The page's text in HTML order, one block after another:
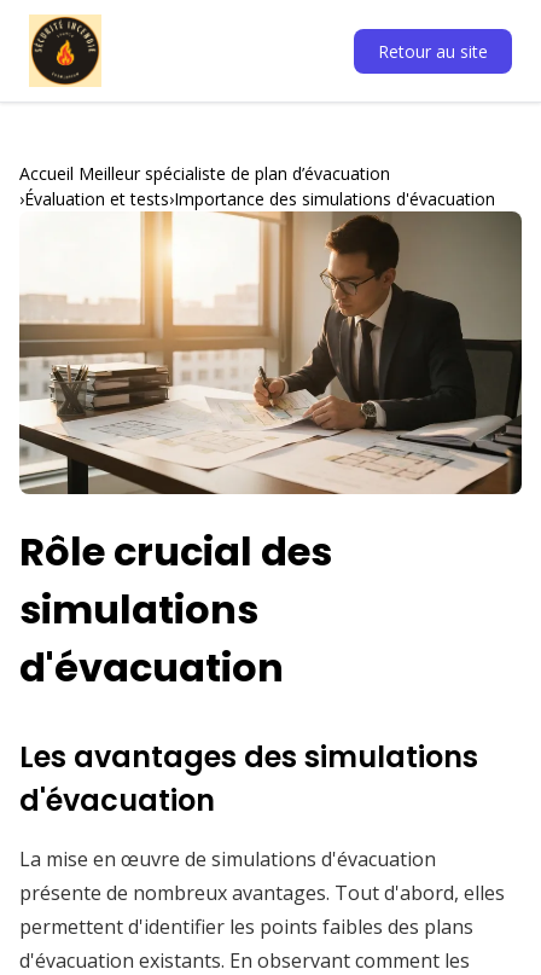
Retour au site
Accueil Meilleur spécialiste de plan d’évacuation
Évaluation et tests Importance des simulations d'évacuation
Rôle crucial des
simulations
d'évacuation
Les avantages des simulations
d'évacuation
La mise en œuvre de simulations d'évacuation
présente de nombreux avantages. Tout d'abord, elles
permettent d'identifier les points faibles des plans
d'évacuation existants. En observant comment les